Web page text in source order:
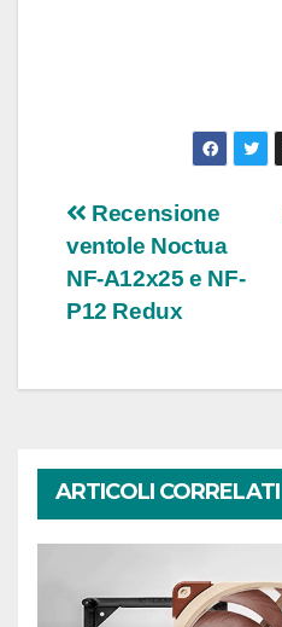
articoli
Recensione
ventole Noctua
NF-A12x25 e NF-
P12 Redux
ARTICOLI CORRELATI